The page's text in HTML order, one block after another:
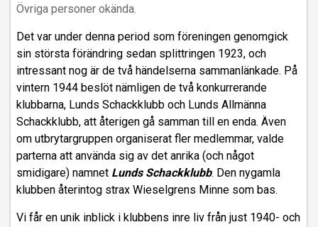
Övriga personer okända.
Det var under denna period som föreningen genomgick
sin största förändring sedan splittringen 1923, och
intressant nog är de två händelserna sammanlänkade. På
vintern 1944 beslöt nämligen de två konkurrerande
klubbarna, Lunds Schackklubb och Lunds Allmänna
Schackklubb, att återigen gå samman till en enda. Även
om utbrytargruppen organiserat fler medlemmar, valde
parterna att använda sig av det anrika (och något
smidigare) namnet Lunds Schackklubb. Den nygamla
klubben återintog strax Wieselgrens Minne som bas.
Vi får en unik inblick i klubbens inre liv från just 1940- och